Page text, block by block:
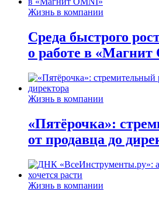
Жизнь в компании
Среда быстрого
о работе в «Магнит
Жизнь в компании
«Пятёрочка»:
от продавца до
Жизнь в компании